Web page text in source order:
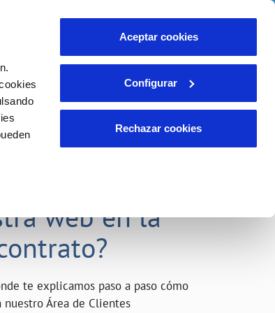
Aceptar cookies
Configurar
Rechazar cookies
INCIDENCIAS
Comunica anomalías o posibles
web en la
te explicamos paso a paso cómo
Área de Clientes